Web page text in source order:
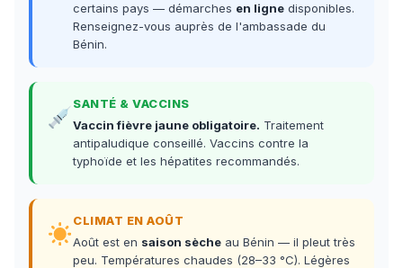
certains pays — démarches en ligne disponibles.
Renseignez-vous auprès de l'ambassade du
Bénin.
SANTÉ & VACCINS
Vaccin fièvre jaune obligatoire. Traitement
antipaludique conseillé. Vaccins contre la
typhoïde et les hépatites recommandés.
CLIMAT EN AOÛT
Août est en saison sèche au Bénin — il pleut très
peu. Températures chaudes (28–33 °C). Légères